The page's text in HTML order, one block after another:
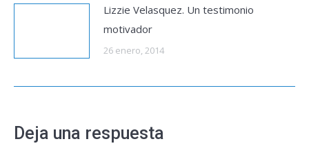
Lizzie Velasquez. Un testimonio
motivador
26 enero, 2014
Deja una respuesta